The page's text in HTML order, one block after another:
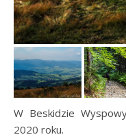
W Beskidzie
2020 roku.